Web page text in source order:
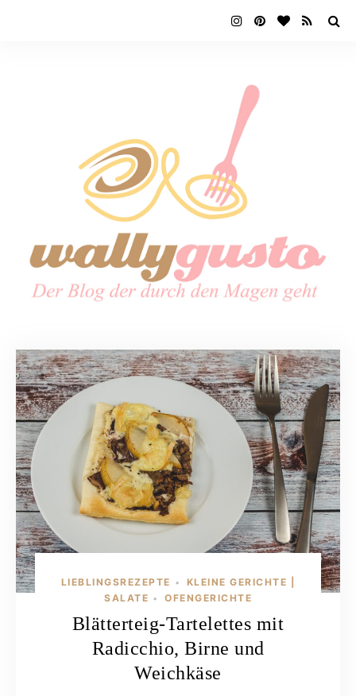
LIEBLINGSREZEPTE •
KLEINE GERICHTE |
SALATE • OFENGERICHTE
Blätterteig-Tartelettes mit
Radicchio, Birne und
Weichkäse